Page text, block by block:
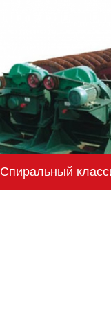
Спиральный